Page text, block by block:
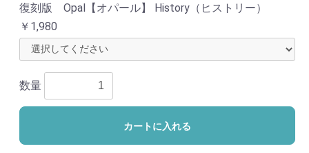
復刻版 Opal【オパール】 History（ヒストリー）
￥1,980
数量
カートに入れる